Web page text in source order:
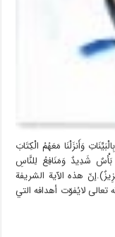
وَأَنزَلْنَا مَعَهُمُ الْكِتَابَ
بَأْسٌ شَدِيدٌ وَمَنَافِعُ لِلنَّاسِ
هذه الآية الشريفة
لايُفوّت أهدافه التي